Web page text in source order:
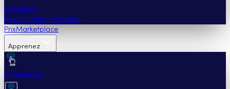
Exchanges
Boostez votre exchange
PrixMarketplace
Apprenez
Commencez